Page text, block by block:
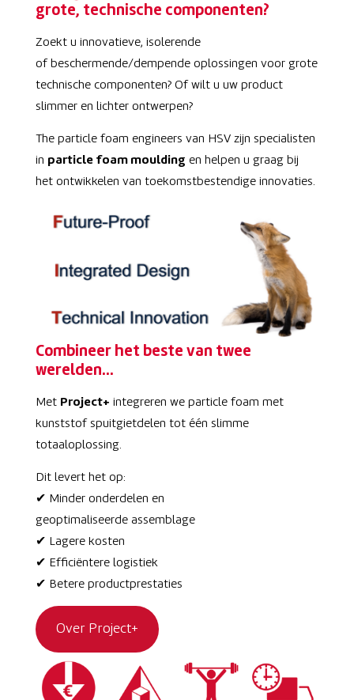
grote, technische componenten?
Zoekt u innovatieve, isolerende
of beschermende/dempende oplossingen voor grote
technische componenten? Of wilt u uw product
slimmer en lichter ontwerpen?
The particle foam engineers van HSV zijn specialisten
in particle foam moulding en helpen u graag bij
het ontwikkelen van toekomstbestendige innovaties.
Combineer het beste van twee
werelden…
Met Project+ integreren we particle foam met
kunststof spuitgietdelen tot één slimme
totaaloplossing.
Dit levert het op:
✔ Minder onderdelen en
geoptimaliseerde assemblage
✔ Lagere kosten
✔ Efficiëntere logistiek
✔ Betere productprestaties
Over Project+